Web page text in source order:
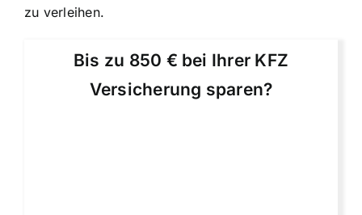
zu verleihen.
Bis zu 850 € bei Ihrer KFZ
Versicherung sparen?